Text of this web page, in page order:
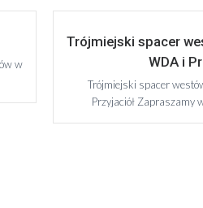
w
Trójmiejski spacer
WDA i
Trójmiejski spacer
Przyjaciół Zapraszamy